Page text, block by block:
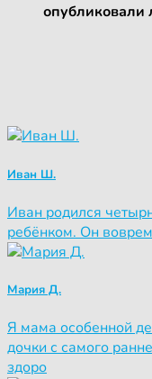
опубликовали
Иван Ш.
Иван родился
ребёнком. Он
Мария Д.
Я мама особенной
дочки с самого
здоро